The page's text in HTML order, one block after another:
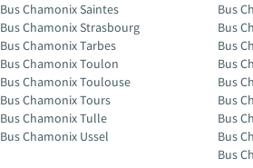
Bus Chamonix Saintes
Bus Chamonix Strasbourg
Bus Chamonix Tarbes
Bus Chamonix Toulon
Bus Chamonix Toulouse
Bus Chamonix Tours
Bus Chamonix Tulle
Bus Chamonix Ussel
Bus
Bus
Bus
Bus
Bus
Bus
Bus
Bus
Bus